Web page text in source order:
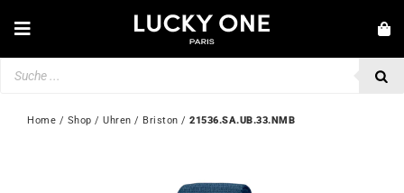
InhaltToggle
Navigation
Home / Shop / Uhren / Briston / 21536.SA.UB.33.NMB